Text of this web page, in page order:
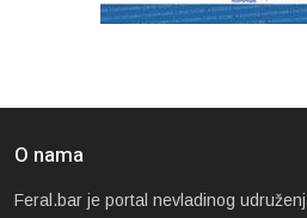
O nama
Feral.bar je portal nevladinog